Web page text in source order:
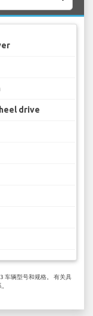
drive
车辆型号和规格。 有关具